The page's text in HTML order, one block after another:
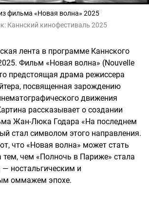
фильма «Новая волна» 2025
Каннский кинофестиваль 2025
лента в программе Каннского
Фильм «Новая волна» (Nouvelle
предстоящая драма режиссера
посвященная зарождению
движения
рассказывает о создании
Жан-Люка Годара «На последнем
стал символом этого направления.
что «Новая волна» может стать
тем, чем «Полночь в Париже» стала
ностальгическим и
оммажем эпохе.